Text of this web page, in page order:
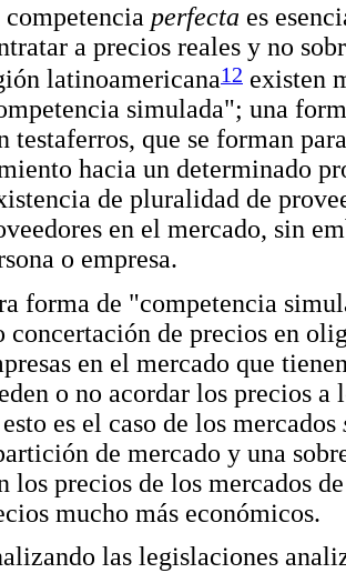
perfecta es
a precios reales y no
latinoamericana12 existen
simulada"; una
testaferros, que se forman
hacia un determinado
de pluralidad de
en el mercado, sin
o empresa.
forma de "competencia
concertación de precios en
en el mercado que
o no acordar los precios
es el caso de los mercados
de mercado y una
los precios de los mercados
mucho más económicos.
las legislaciones